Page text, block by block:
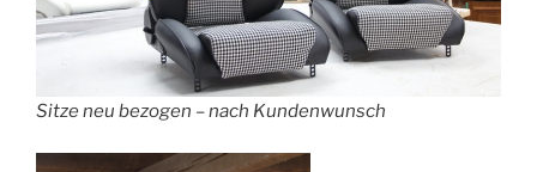
Sitze neu bezogen – nach Kundenwunsch